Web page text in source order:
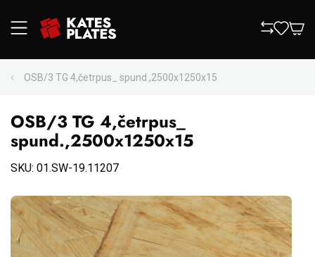
OSB/3 TG 4,četrpus_ spund.,2500x1250x15
OSB/3 TG 4,četrpus_
spund.,2500x1250x15
SKU: 01.SW-19.11207